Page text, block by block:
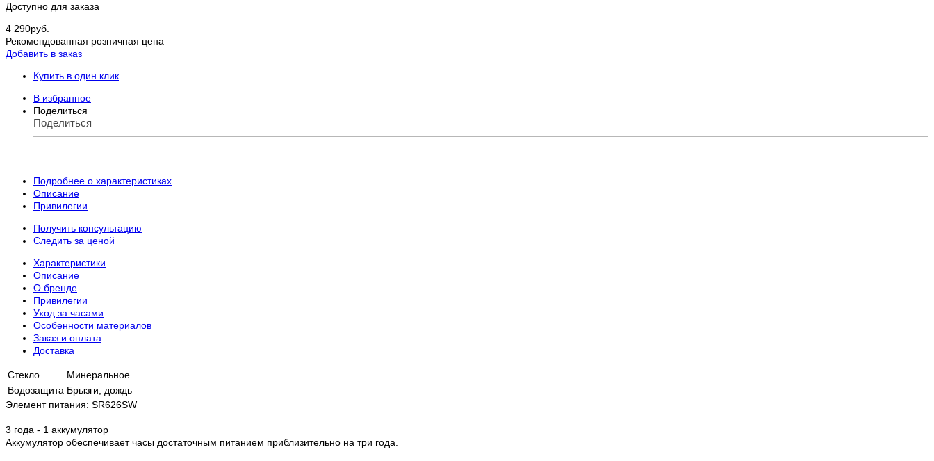
Доступно для заказа
4 290руб.
Рекомендованная розничная цена
Добавить в заказ
Купить в один клик
В избранное
Поделиться
Поделиться
Подробнее о характеристиках
Описание
Привилегии
Получить консультацию
Следить за ценой
Характеристики
Описание
О бренде
Привилегии
Уход за часами
Особенности материалов
Заказ и оплата
Доставка
Стекло
Минеральное
Водозащита Брызги, дождь
Элемент питания: SR626SW
3 года - 1 аккумулятор
Аккумулятор обеспечивает часы достаточным питанием приблизительно на три года.